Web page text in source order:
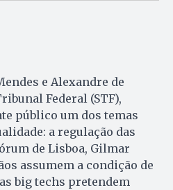
e Alexandre de
Federal (STF),
público um dos temas
a regulação das
de Lisboa, Gilmar
assumem a condição de
big techs pretendem